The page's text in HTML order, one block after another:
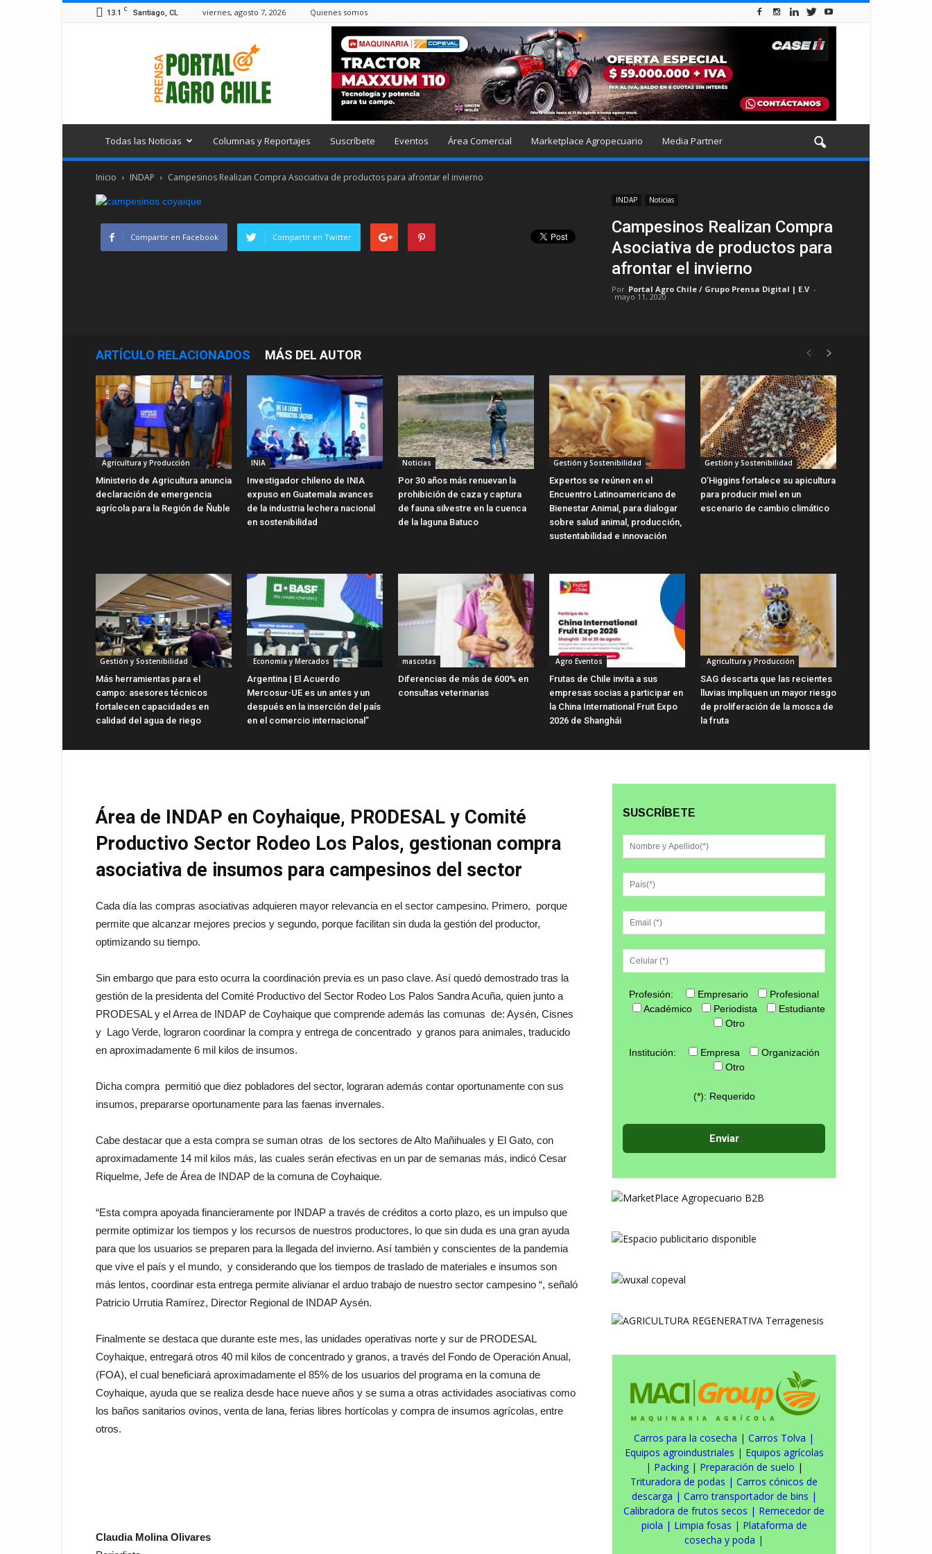
13.1 C Santiago, CL viernes, agosto 7, 2026 Quienes somos
Todas las Noticias Columnas y Reportajes Suscríbete Eventos Área Comercial Marketplace Agropecuario Media Partner
Inicio INDAP Campesinos Realizan Compra Asociativa de productos para afrontar el invierno
INDAP Noticias
Campesinos Realizan Compra
Asociativa de productos para
afrontar el invierno
Por Portal Agro Chile / Grupo Prensa Digital | E.V -
mayo 11, 2020
Compartir en Facebook Compartir en Twitter
ARTÍCULO RELACIONADOS MÁS DEL AUTOR
Agricultura y Producción
Ministerio de Agricultura anuncia
declaración de emergencia
agrícola para la Región de Ñuble
INIA
Investigador chileno de INIA
expuso en Guatemala avances
de la industria lechera nacional
en sostenibilidad
Noticias
Por 30 años más renuevan la
prohibición de caza y captura
de fauna silvestre en la cuenca
de la laguna Batuco
Gestión y Sostenibilidad
Expertos se reúnen en el
Encuentro Latinoamericano de
Bienestar Animal, para dialogar
sobre salud animal, producción,
sustentabilidad e innovación
Gestión y Sostenibilidad
O’Higgins fortalece su apicultura
para producir miel en un
escenario de cambio climático
Gestión y Sostenibilidad
Más herramientas para el
campo: asesores técnicos
fortalecen capacidades en
calidad del agua de riego
Economía y Mercados
Argentina | El Acuerdo
Mercosur-UE es un antes y un
después en la inserción del país
en el comercio internacional”
mascotas
Diferencias de más de 600% en
consultas veterinarias
Agro Eventos
Frutas de Chile invita a sus
empresas socias a participar en
la China International Fruit Expo
2026 de Shanghái
Agricultura y Producción
SAG descarta que las recientes
lluvias impliquen un mayor riesgo
de proliferación de la mosca de
la fruta
Área de INDAP en Coyhaique, PRODESAL y Comité
Productivo Sector Rodeo Los Palos, gestionan compra
asociativa de insumos para campesinos del sector
Cada día las compras asociativas adquieren mayor relevancia en el sector campesino. Primero, porque
permite que alcanzar mejores precios y segundo, porque facilitan sin duda la gestión del productor,
optimizando su tiempo.
Sin embargo que para esto ocurra la coordinación previa es un paso clave. Así quedó demostrado tras la
gestión de la presidenta del Comité Productivo del Sector Rodeo Los Palos Sandra Acuña, quien junto a
PRODESAL y el Arrea de INDAP de Coyhaique que comprende además las comunas de: Aysén, Cisnes
y Lago Verde, lograron coordinar la compra y entrega de concentrado y granos para animales, traducido
en aproximadamente 6 mil kilos de insumos.
Dicha compra permitió que diez pobladores del sector, lograran además contar oportunamente con sus
insumos, prepararse oportunamente para las faenas invernales.
Cabe destacar que a esta compra se suman otras de los sectores de Alto Mañihuales y El Gato, con
aproximadamente 14 mil kilos más, las cuales serán efectivas en un par de semanas más, indicó Cesar
Riquelme, Jefe de Área de INDAP de la comuna de Coyhaique.
“Esta compra apoyada financieramente por INDAP a través de créditos a corto plazo, es un impulso que
permite optimizar los tiempos y los recursos de nuestros productores, lo que sin duda es una gran ayuda
para que los usuarios se preparen para la llegada del invierno. Así también y conscientes de la pandemia
que vive el país y el mundo, y considerando que los tiempos de traslado de materiales e insumos son
más lentos, coordinar esta entrega permite alivianar el arduo trabajo de nuestro sector campesino “, señaló
Patricio Urrutia Ramírez, Director Regional de INDAP Aysén.
Finalmente se destaca que durante este mes, las unidades operativas norte y sur de PRODESAL
Coyhaique, entregará otros 40 mil kilos de concentrado y granos, a través del Fondo de Operación Anual,
(FOA), el cual beneficiará aproximadamente el 85% de los usuarios del programa en la comuna de
Coyhaique, ayuda que se realiza desde hace nueve años y se suma a otras actividades asociativas como
los baños sanitarios ovinos, venta de lana, ferias libres hortícolas y compra de insumos agrícolas, entre
otros.
Claudia Molina Olivares
SUSCRÍBETE
Profesión: Empresario
Profesional
Académico
Periodista
Estudiante
Otro
Institución: Empresa
Organización
Otro
(*): Requerido
Carros para la cosecha | Carros Tolva |
Equipos agroindustriales | Equipos agrícolas
| Packing| Preparación de suelo |
Trituradora de podas | Carros cónicos de
descarga | Carro transportador de bins |
Calibradora de frutos secos | Remecedor de
piola | Limpia fosas | Plataforma de
cosecha y poda |